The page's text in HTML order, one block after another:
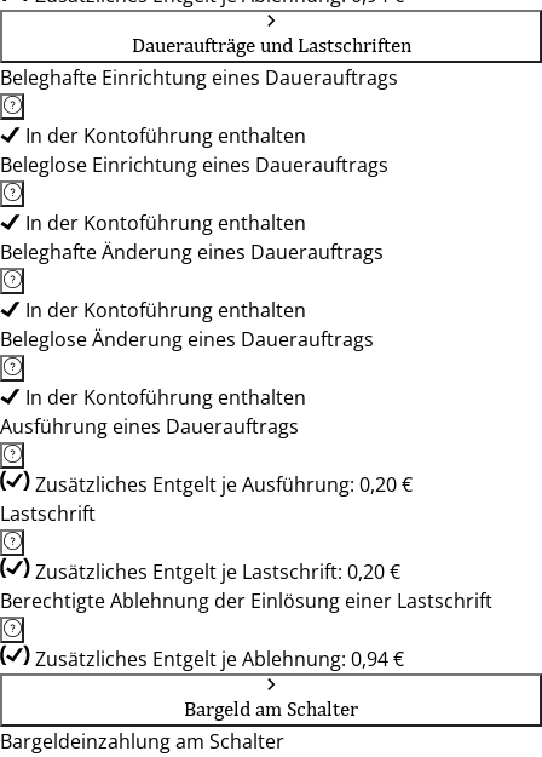
Daueraufträge und Lastschriften
Beleghafte Einrichtung eines Dauerauftrags
In der Kontoführung enthalten
Beleglose Einrichtung eines Dauerauftrags
In der Kontoführung enthalten
Beleghafte Änderung eines Dauerauftrags
In der Kontoführung enthalten
Beleglose Änderung eines Dauerauftrags
In der Kontoführung enthalten
Ausführung eines Dauerauftrags
Zusätzliches Entgelt je Ausführung: 0,20 €
Lastschrift
Zusätzliches Entgelt je Lastschrift: 0,20 €
Berechtigte Ablehnung der Einlösung einer Lastschrift
Zusätzliches Entgelt je Ablehnung: 0,94 €
Bargeld am Schalter
Bargeldeinzahlung am Schalter